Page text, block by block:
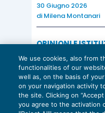
30 Giugno 2026
di Milena Montanari
OPINIONI E
Valorizzare il
una riflessione
consulenza del
15 Giugno 2026
di Milena Montanari
We use cookies, also from
functionalities of our
well as, on the basis of
on your navigation activity
the site. Clicking on
you agree to the activation